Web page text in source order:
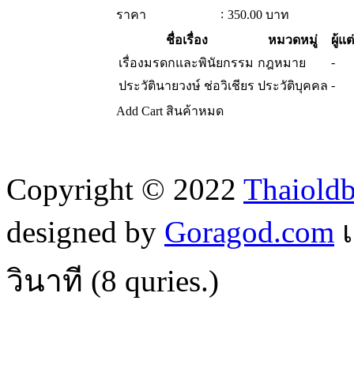
ราคา
: 350.00 บาท
ชื่อเรื่อง
หมวดหมู่
ผู้แ
เรื่องมรดกและพินัยกรรม กฎหมาย
-
ประวัตินายวงษ์ ช่อวิเชียร ประวัติบุคคล -
Add Cart สินค้าหมด
Copyright © 2022
designed by Goragod.com
วินาที (8 quries.)